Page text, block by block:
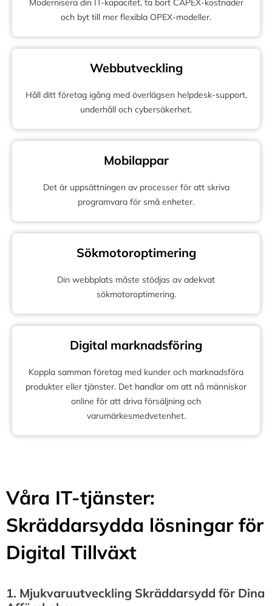
och byt till mer flexibla OPEX-modeller.
Webbutveckling
Håll ditt företag igång med överlägsen helpdesk-support,
underhåll och cybersäkerhet.
Mobilappar
Det är uppsättningen av processer för att skriva
programvara för små enheter.
Sökmotoroptimering
Din webbplats måste stödjas av adekvat
sökmotoroptimering.
Digital marknadsföring
Koppla samman företag med kunder och marknadsföra
produkter eller tjänster. Det handlar om att nå människor
online för att driva försäljning och
varumärkesmedvetenhet.
Våra IT-tjänster:
Skräddarsydda lösningar för
Digital Tillväxt
1.⁠ ⁠Mjukvaruutveckling Skräddarsydd för Dina